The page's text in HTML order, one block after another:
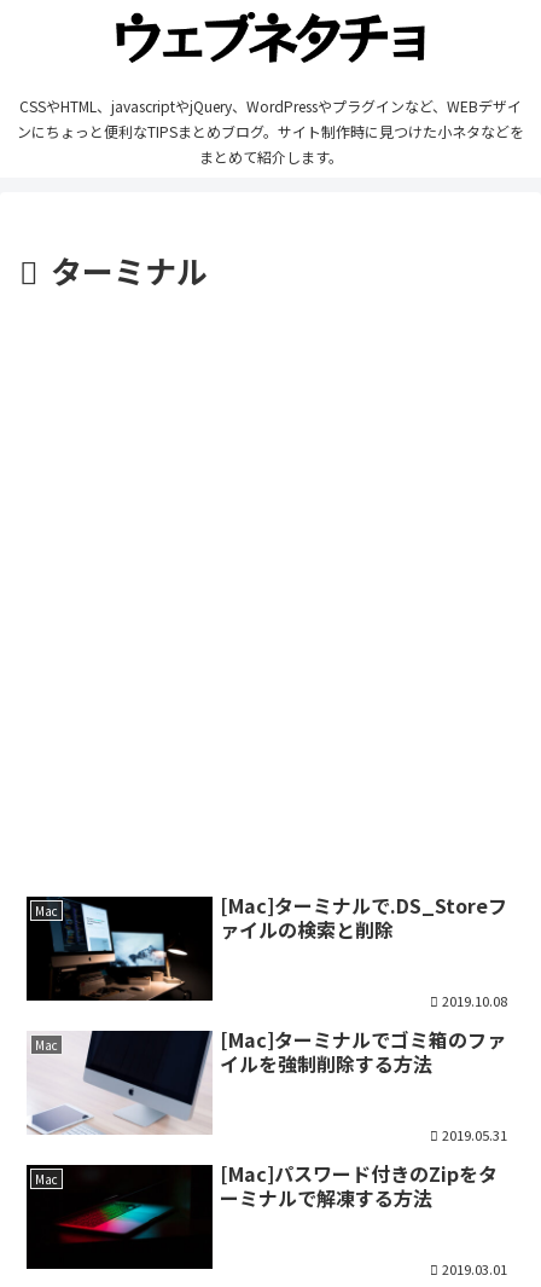
CSSやHTML、javascriptやjQuery、WordPressやプラグインなど、WEBデザイ
ンにちょっと便利なTIPSまとめブログ。サイト制作時に見つけた小ネタなどを
まとめて紹介します。
ターミナル
Mac
[Mac]ターミナルで.DS_Storeフ
ァイルの検索と削除
2019.10.08
Mac
[Mac]ターミナルでゴミ箱のファ
イルを強制削除する方法
2019.05.31
Mac
[Mac]パスワード付きのZipをタ
ーミナルで解凍する方法
2019.03.01